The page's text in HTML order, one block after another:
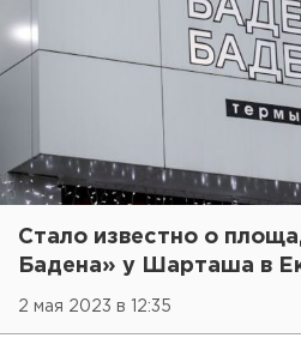
Стало известно о
Бадена» у Шарташа в
2 мая 2023 в 12:35